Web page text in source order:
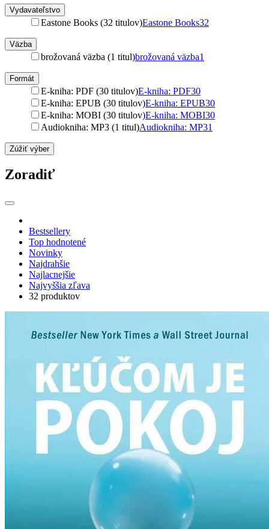
Vydavateľstvo
Eastone Books (32 titulov)Eastone Books32
Väzba
brožovaná väzba (1 titul)brožovaná väzba1
Formát
E-kniha: PDF (30 titulov)E-kniha: PDF30
E-kniha: EPUB (30 titulov)E-kniha: EPUB30
E-kniha: MOBI (30 titulov)E-kniha: MOBI30
Audiokniha: MP3 (1 titul)Audiokniha: MP31
Zúžiť výber
Zoradiť
Bestsellery
Top hodnotené
Novinky
Najdrahšie
Najlacnejšie
Najvyššia zľava
32 produktov